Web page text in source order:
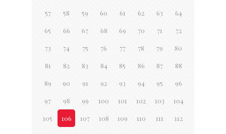
57 58 59 60 61 62 63 64
65 66 67 68 69 70 71 72
73 74 75 76 77 78 79 80
81 82 83 84 85 86 87 88
89 90 91 92 93 94 95 96
97 98 99 100 101 102 103 104
105 106 107 108 109 110 111 112